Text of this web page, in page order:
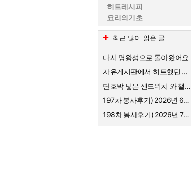
히트레시피
요리의기초
최근 많이 읽은 글
다시 명왕성으로 돌아왔어요
자유게시판에서 히트했던 샌드위치 레시피
단호박 넣은 샌드위치 와 챌시 미모 자랑
197차 봉사후기) 2026년 6월 목살돈가스, 고춧잎나물, 오이지무침
198차 봉사후기) 2026년 7월 돼지갈비와 냉면, 만두